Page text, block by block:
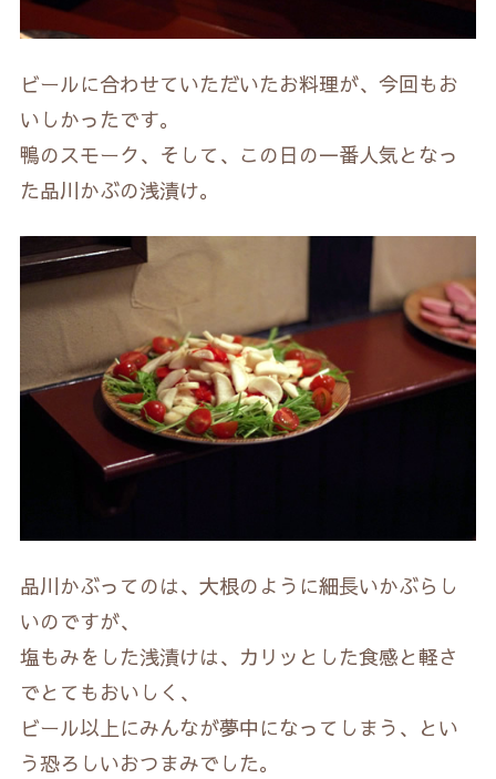
ビールに合わせていただいたお料理が、今回もお
いしかったです。
鴨のスモーク、そして、この日の一番人気となっ
た品川かぶの浅漬け。
品川かぶってのは、大根のように細長いかぶらし
いのですが、
塩もみをした浅漬けは、カリッとした食感と軽さ
でとてもおいしく、
ビール以上にみんなが夢中になってしまう、とい
う恐ろしいおつまみでした。